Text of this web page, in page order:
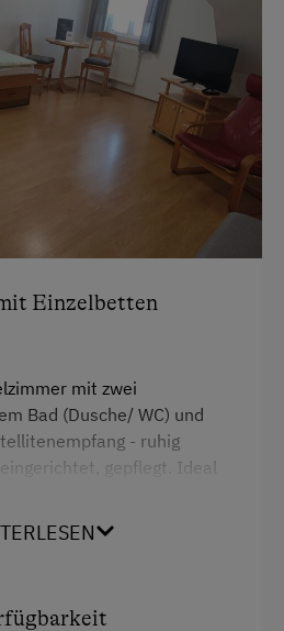
Einzelbetten
mit zwei
Bad (Dusche/ WC) und
- ruhig
gepflegt. Ideal
Ruhe und trotzdem
Gemeinschaftsküche für